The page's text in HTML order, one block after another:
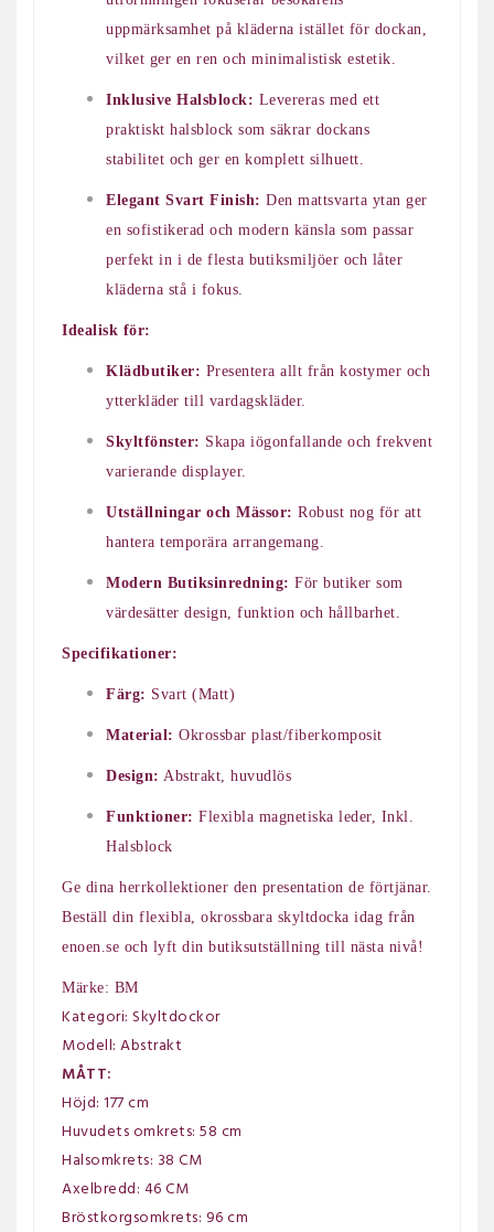
uppmärksamhet på kläderna istället för dockan,
vilket ger en ren och minimalistisk estetik.
Inklusive Halsblock: Levereras med ett
praktiskt halsblock som säkrar dockans
stabilitet och ger en komplett silhuett.
Elegant Svart Finish: Den mattsvarta ytan ger
en sofistikerad och modern känsla som passar
perfekt in i de flesta butiksmiljöer och låter
kläderna stå i fokus.
Idealisk för:
Klädbutiker: Presentera allt från kostymer och
ytterkläder till vardagskläder.
Skyltfönster: Skapa iögonfallande och frekvent
varierande displayer.
Utställningar och Mässor: Robust nog för att
hantera temporära arrangemang.
Modern Butiksinredning: För butiker som
värdesätter design, funktion och hållbarhet.
Specifikationer:
Färg: Svart (Matt)
Material: Okrossbar plast/fiberkomposit
Design: Abstrakt, huvudlös
Funktioner: Flexibla magnetiska leder, Inkl.
Halsblock
Ge dina herrkollektioner den presentation de förtjänar.
Beställ din flexibla, okrossbara skyltdocka idag från
enoen.se och lyft din butiksutställning till nästa nivå!
Märke: BM
Kategori: Skyltdockor
Modell: Abstrakt
MÅTT:
Höjd: 177 cm
Huvudets omkrets: 58 cm
Halsomkrets: 38 CM
Axelbredd: 46 CM
Bröstkorgsomkrets: 96 cm